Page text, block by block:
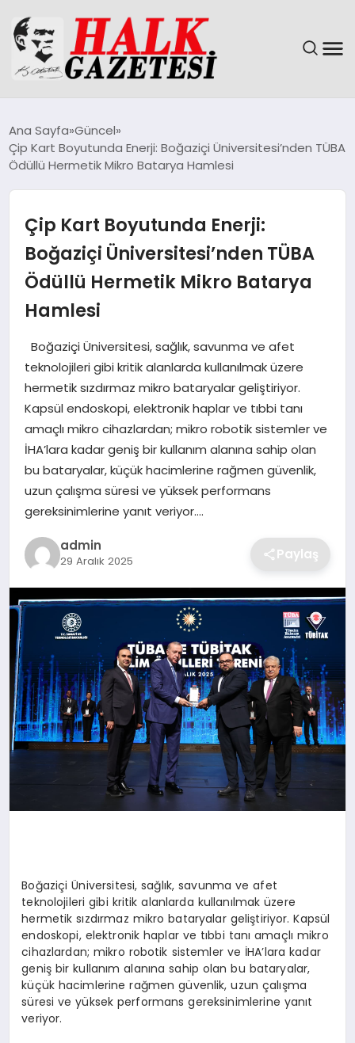
DÜNYA
EKONOMI
MAGAZIN
SIYASET
SPOR
TEKNOLOJI
YAŞAM
Ana Sayfa Güncel
Çip Kart Boyutunda Enerji: Boğaziçi Üniversitesi’nden TÜBA
Ödüllü Hermetik Mikro Batarya Hamlesi
Çip Kart Boyutunda Enerji:
Boğaziçi Üniversitesi’nden TÜBA
Ödüllü Hermetik Mikro Batarya
Hamlesi
Boğaziçi Üniversitesi, sağlık, savunma ve afet
teknolojileri gibi kritik alanlarda kullanılmak üzere
hermetik sızdırmaz mikro bataryalar geliştiriyor.
Kapsül endoskopi, elektronik haplar ve tıbbi tanı
amaçlı mikro cihazlardan; mikro robotik sistemler ve
İHA’lara kadar geniş bir kullanım alanına sahip olan
bu bataryalar, küçük hacimlerine rağmen güvenlik,
uzun çalışma süresi ve yüksek performans
gereksinimlerine yanıt veriyor….
admin
29 Aralık 2025 Paylaş
Boğaziçi Üniversitesi, sağlık, savunma ve afet
teknolojileri gibi kritik alanlarda kullanılmak üzere
hermetik sızdırmaz mikro bataryalar geliştiriyor. Kapsül
endoskopi, elektronik haplar ve tıbbi tanı amaçlı mikro
cihazlardan; mikro robotik sistemler ve İHA’lara kadar
geniş bir kullanım alanına sahip olan bu bataryalar,
küçük hacimlerine rağmen güvenlik, uzun çalışma
süresi ve yüksek performans gereksinimlerine yanıt
veriyor.